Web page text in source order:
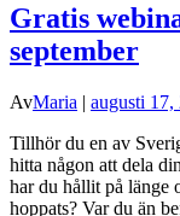
Gratis
september
AvMaria | augusti 17,
Tillhör du en av
hitta någon att dela
har du hållit på länge
hoppats? Var du än